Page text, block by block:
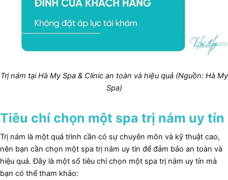
Trị nám tại Hà My Spa & Clinic an toàn và hiệu quả (Nguồn: Hà My
Spa)
Tiêu chí chọn một spa trị nám uy tín
Trị nám là một quá trình cần có sự chuyên môn và kỹ thuật cao,
nên bạn cần chọn một spa trị nám uy tín để đảm bảo an toàn và
hiệu quả. Đây là một số tiêu chí chọn một spa trị nám uy tín mà
bạn có thể tham khảo: